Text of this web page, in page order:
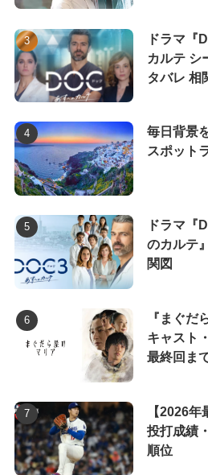
ドラマ『
カルテ シ
タバレ 相
毎日背景
スポット
ドラマ『
のカルテ
関図
『まぐだ
キャスト
最終回ま
【2026年
投打成績
順位